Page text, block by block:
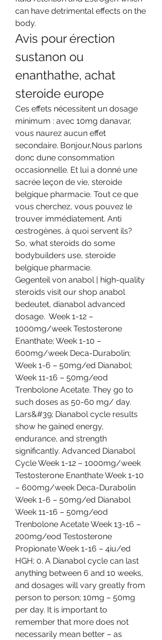
can have detrimental effects on the
body.
Avis pour érection
sustanon ou
enanthathe, achat
steroide europe
Ces effets nécessitent un dosage
minimum : avec 10mg danavar,
vous naurez aucun effet
secondaire. Bonjour,Nous parlons
donc dune consommation
occasionnelle. Et lui a donné une
sacrée leçon de vie, steroide
belgique pharmacie. Tout ce que
vous cherchez, vous pouvez le
trouver immédiatement. Anti
œstrogènes, à quoi servent ils?
So, what steroids do some
bodybuilders use, steroide
belgique pharmacie.
Gegenteil von anabol | high-quality
steroids visit our shop anabol
bedeutet​, dianabol advanced
dosage.  Week 1-12 –
1000mg/week Testosterone
Enanthate; Week 1-10 –
600mg/week Deca-Durabolin;
Week 1-6 – 50mg/ed Dianabol;
Week 11-16 – 50mg/eod
Trenbolone Acetate. They go to
such doses as 50-60 mg/ day.
Lars&#39; Dianabol cycle results
show he gained energy,
endurance, and strength
significantly. Advanced Dianabol
Cycle Week 1-12 – 1000mg/week
Testosterone Enanthate Week 1-10
– 600mg/week Deca-Durabolin
Week 1-6 – 50mg/ed Dianabol
Week 11-16 – 50mg/eod
Trenbolone Acetate Week 13-16 –
200mg/eod Testosterone
Propionate Week 1-16 – 4iu/ed
HGH; 0. A Dianabol cycle can last
anything between 6 and 10 weeks,
and dosages will vary greatly from
person to person; 10mg – 50mg
per day. It is important to
remember that more does not
necessarily mean better – as